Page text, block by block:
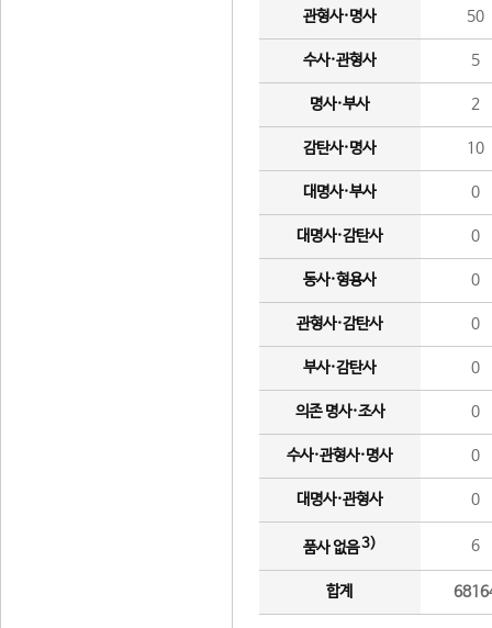
관형사·명사 50
수사·관형사 5
명사·부사 2
감탄사·명사 10
대명사·부사 0
대명사·감탄사 0
동사·형용사 0
관형사·감탄사 0
부사·감탄사 0
의존 명사·조사 0
수사·관형사·명사 0
대명사·관형사 0
품사 없음3) 6
합계